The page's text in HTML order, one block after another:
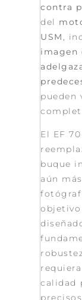
contra
del
USM ,
imagen
pueden
El EF
buque
aún
calidad